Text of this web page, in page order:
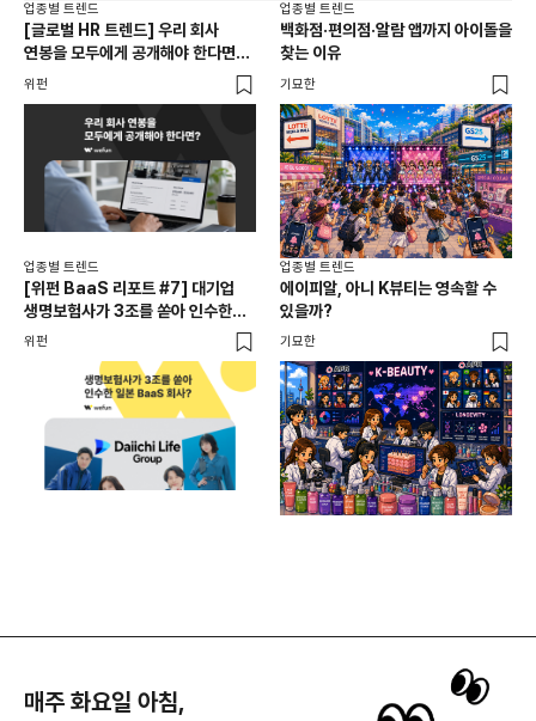
업종별 트렌드
[글로벌 HR 트렌드] 우리 회사
연봉을 모두에게 공개해야 한다면? |
급여 투명성 법, 해외 사례, 연봉
위펀
업종별 트렌드
백화점·편의점·알람 앱까지 아이돌을
찾는 이유
기묘한
업종별 트렌드
[위펀 BaaS 리포트 #7] 대기업
생명보험사가 3조를 쏟아 인수한
일본 BaaS 회사의 정체는?
위펀
업종별 트렌드
에이피알, 아니 K뷰티는 영속할 수
있을까?
기묘한
매주 화요일 아침,